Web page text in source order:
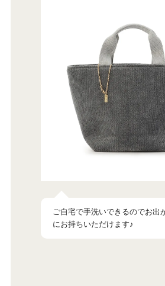
ご自宅で手洗いできるのでお出
にお持ちいただけます♪